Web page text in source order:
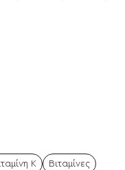
Κ Βιταμίνες